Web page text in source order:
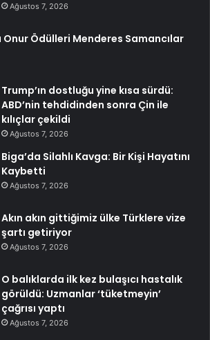
Ağustos 7, 2026
Onur Ödülleri Menderes Samancılar
Trump’ın dostluğu yine kısa sürdü:
ABD’nin tehdidinden sonra Çin ile
kılıçlar çekildi
Ağustos 7, 2026
Biga’da Silahlı Kavga: Bir Kişi Hayatını
Kaybetti
Ağustos 7, 2026
Akın akın gittiğimiz ülke Türklere vize
şartı getiriyor
Ağustos 7, 2026
O balıklarda ilk kez bulaşıcı hastalık
görüldü: Uzmanlar ‘tüketmeyin’
çağrısı yaptı
Ağustos 7, 2026